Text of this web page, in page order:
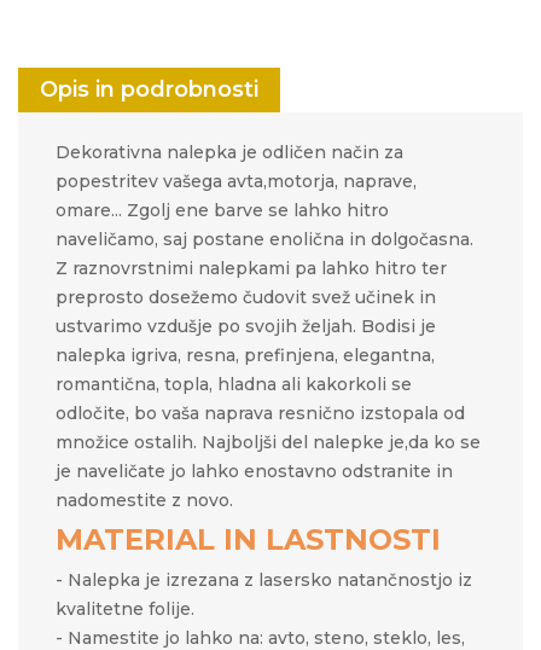
Opis in podrobnosti
Dekorativna nalepka je odličen način za
popestritev vašega avta,motorja, naprave,
omare... Zgolj ene barve se lahko hitro
naveličamo, saj postane enolična in dolgočasna.
Z raznovrstnimi nalepkami pa lahko hitro ter
preprosto dosežemo čudovit svež učinek in
ustvarimo vzdušje po svojih željah.​​ Bodisi je
nalepka igriva, resna, prefinjena, elegantna,
romantična, topla, hladna ali kakorkoli se
odločite, bo vaša naprava resnično izstopala od
množice ostalih. Najboljši del nalepke je,da ko se
je naveličate jo lahko enostavno odstranite in
nadomestite z novo.
MATERIAL IN LASTNOSTI
- Nalepka je izrezana z lasersko natančnostjo iz
kvalitetne folije.
- Namestite jo lahko na: avto, steno, steklo, les,